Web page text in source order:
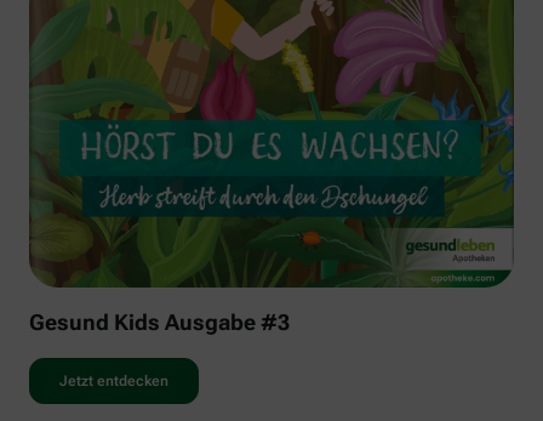
Gesund Kids Ausgabe #3
Jetzt entdecken